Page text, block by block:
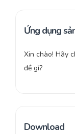
Ứng dụng
Xin chào! Hãy
đề gì?
Download